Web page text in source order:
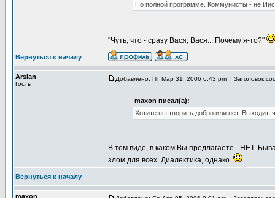
По полной программе. Коммунисты - не
"Чуть, что - сразу Вася, Вася... Почему я-то?"
Вернуться к началу
Arslan
Гость
Добавлено: Пт Мар 31, 2006 6:43 pm Заголовок
maxon писал(а):
Хотите вы творить добро или нет. Выходит,
В том виде, в каком Вы предлагаете - НЕТ.
злом для всех. Диалектика, однако.
Вернуться к началу
maxon